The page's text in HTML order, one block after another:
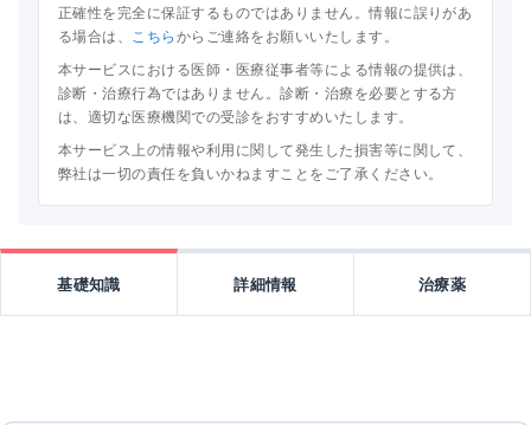
正確性を完全に保証するものではありません。情報に誤りがあ
る場合は、 こちら からご連絡をお願いいたします。
本サービスにおける医師・医療従事者等による情報の提供は、
診断・治療行為ではありません。診断・治療を必要とする方
は、適切な医療機関での受診をおすすめいたします。
本サービス上の情報や利用に関して発生した損害等に関して、
弊社は一切の責任を負いかねますことをご了承ください。
基礎知識 詳細情報 治療薬